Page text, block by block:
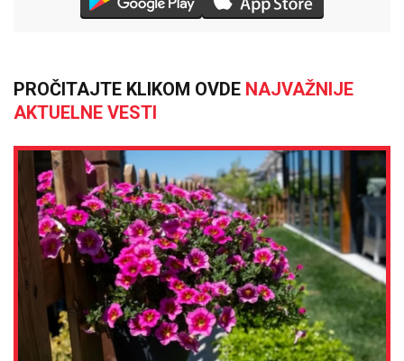
PROČITAJTE KLIKOM OVDE NAJVAŽNIJE
AKTUELNE VESTI